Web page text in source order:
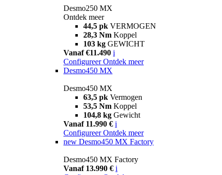
Desmo250 MX
Ontdek meer
44,5 pk VERMOGEN
28,3 Nm Koppel
103 kg GEWICHT
Vanaf €11.490 i
Configureer Ontdek meer
Desmo450 MX
Desmo450 MX
63,5 pk Vermogen
53,5 Nm Koppel
104,8 kg Gewicht
Vanaf 11.990 € i
Configureer Ontdek meer
new Desmo450 MX Factory
Desmo450 MX Factory
Vanaf 13.990 € i